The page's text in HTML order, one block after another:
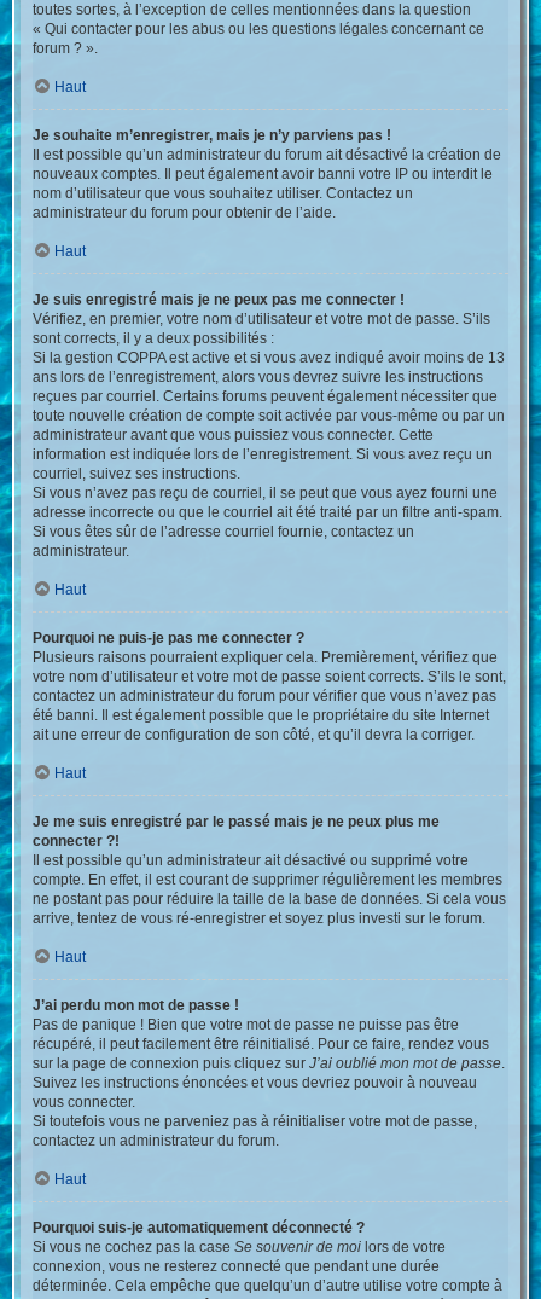
toutes sortes, à l’exception de celles mentionnées dans la question
« Qui contacter pour les abus ou les questions légales concernant ce
forum ? ».
Haut
Je souhaite m’enregistrer, mais je n’y parviens pas !
Il est possible qu’un administrateur du forum ait désactivé la création de
nouveaux comptes. Il peut également avoir banni votre IP ou interdit le
nom d’utilisateur que vous souhaitez utiliser. Contactez un
administrateur du forum pour obtenir de l’aide.
Haut
Je suis enregistré mais je ne peux pas me connecter !
Vérifiez, en premier, votre nom d’utilisateur et votre mot de passe. S’ils
sont corrects, il y a deux possibilités :
Si la gestion COPPA est active et si vous avez indiqué avoir moins de 13
ans lors de l’enregistrement, alors vous devrez suivre les instructions
reçues par courriel. Certains forums peuvent également nécessiter que
toute nouvelle création de compte soit activée par vous-même ou par un
administrateur avant que vous puissiez vous connecter. Cette
information est indiquée lors de l’enregistrement. Si vous avez reçu un
courriel, suivez ses instructions.
Si vous n’avez pas reçu de courriel, il se peut que vous ayez fourni une
adresse incorrecte ou que le courriel ait été traité par un filtre anti-spam.
Si vous êtes sûr de l’adresse courriel fournie, contactez un
administrateur.
Haut
Pourquoi ne puis-je pas me connecter ?
Plusieurs raisons pourraient expliquer cela. Premièrement, vérifiez que
votre nom d’utilisateur et votre mot de passe soient corrects. S’ils le sont,
contactez un administrateur du forum pour vérifier que vous n’avez pas
été banni. Il est également possible que le propriétaire du site Internet
ait une erreur de configuration de son côté, et qu’il devra la corriger.
Haut
Je me suis enregistré par le passé mais je ne peux plus me
connecter ?!
Il est possible qu’un administrateur ait désactivé ou supprimé votre
compte. En effet, il est courant de supprimer régulièrement les membres
ne postant pas pour réduire la taille de la base de données. Si cela vous
arrive, tentez de vous ré-enregistrer et soyez plus investi sur le forum.
Haut
J’ai perdu mon mot de passe !
Pas de panique ! Bien que votre mot de passe ne puisse pas être
récupéré, il peut facilement être réinitialisé. Pour ce faire, rendez vous
sur la page de connexion puis cliquez surJ’ai oublié mon mot de passe.
Suivez les instructions énoncées et vous devriez pouvoir à nouveau
vous connecter.
Si toutefois vous ne parveniez pas à réinitialiser votre mot de passe,
contactez un administrateur du forum.
Haut
Pourquoi suis-je automatiquement déconnecté ?
Si vous ne cochez pas la caseSe souvenir de moi lors de votre
connexion, vous ne resterez connecté que pendant une durée
déterminée. Cela empêche que quelqu’un d’autre utilise votre compte à